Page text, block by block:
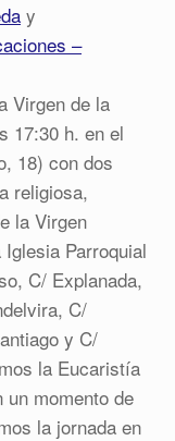
y
–
Virgen de la
17:30 h. en el
18) con dos
religiosa,
la Virgen
Parroquial
C/ Explanada,
C/
y C/
la Eucaristía
momento de
la jornada en